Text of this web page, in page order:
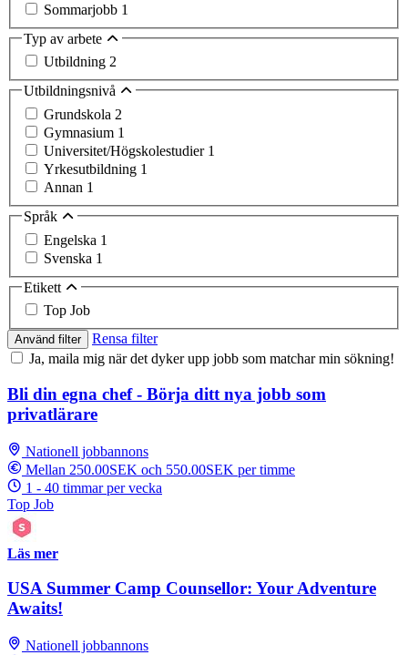
Sommarjobb 1
Typ av arbete
Utbildning 2
Utbildningsnivå
Grundskola 2
Gymnasium 1
Universitet/Högskolestudier 1
Yrkesutbildning 1
Annan 1
Språk
Engelska 1
Svenska 1
Etikett
Top Job
Använd filter
Rensa filter
Ja, maila mig när det dyker upp jobb som matchar min sökning!
Bli din egna chef - Börja ditt nya jobb som
privatlärare
Nationell jobbannons
Mellan 250.00SEK och 550.00SEK per timme
1 - 40 timmar per vecka
Top Job
Läs mer
USA Summer Camp Counsellor: Your Adventure
Awaits!
Nationell jobbannons